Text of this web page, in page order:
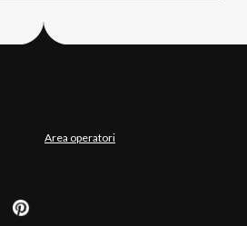
Area operatori